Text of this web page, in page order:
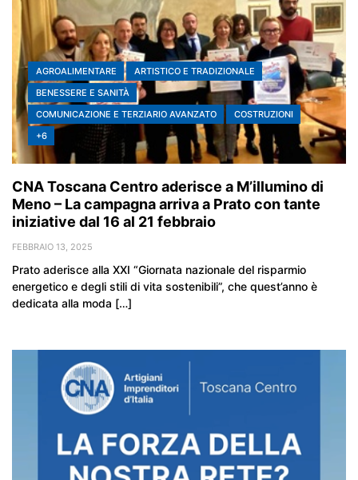
AGROALIMENTARE
ARTISTICO E TRADIZIONALE
BENESSERE E SANITÀ
COMUNICAZIONE E TERZIARIO AVANZATO
COSTRUZIONI
+6
CNA Toscana Centro aderisce a M’illumino di
Meno – La campagna arriva a Prato con tante
iniziative dal 16 al 21 febbraio
FEBBRAIO 13, 2025
Prato aderisce alla XXI “Giornata nazionale del risparmio
energetico e degli stili di vita sostenibili”, che quest’anno è
dedicata alla moda […]